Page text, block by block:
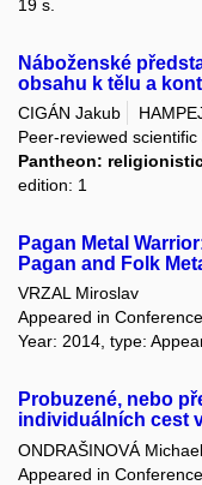
19 s.
Náboženské
obsahu k tělu a
CIGÁN Jakub
Peer-reviewed scientific
Pantheon:
edition: 1
Pagan Metal
Pagan and Folk
VRZAL Miroslav
Appeared in
Year: 2014, type:
Probuzené, nebo
individuálních cest
ONDRAŠINOVÁ
Appeared in